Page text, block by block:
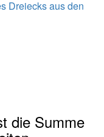
Dreiecks aus den
die Summe